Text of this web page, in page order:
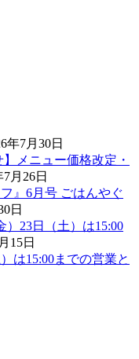
年7月30日
】メニュー価格改定・
7月26日
』6月号 ごはんやぐ
日
）23日（土）は15:00
15日
は15:00までの営業と